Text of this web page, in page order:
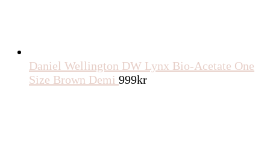
Daniel Wellington DW Lynx Bio-Acetate One
Size Brown Demi 999kr